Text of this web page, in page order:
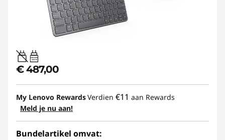
20W-60W
USB PD
€ 487,00
My Lenovo RewardsVerdien €11 aan Rewards
Meld je nu aan!
Bundelartikel omvat: